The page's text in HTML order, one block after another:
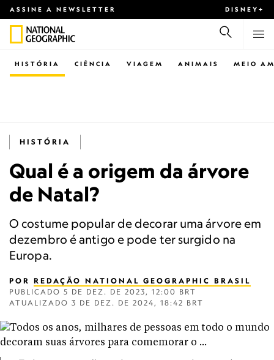
ASSINE A NEWSLETTER DISNEY+
CIÊNCIA VIAGEM ANIMAIS
HISTÓRIA MEIO
HISTÓRIA
Qual é a origem da árvore
de Natal?
O costume popular de decorar uma árvore em
dezembro é antigo e pode ter surgido na
Europa.
POR REDAÇÃO NATIONAL GEOGRAPHIC BRASIL
PUBLICADO 5 DE DEZ. DE 2023, 12:00 BRT
ATUALIZADO 3 DE DEZ. DE 2024, 18:42 BRT